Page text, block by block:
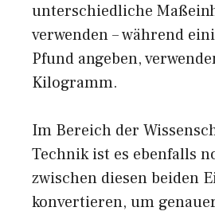
unterschiedliche
verwenden – während
Pfund angeben,
Kilogramm.
Im Bereich der
Technik ist es ebenfalls
zwischen diesen beiden
konvertieren, um